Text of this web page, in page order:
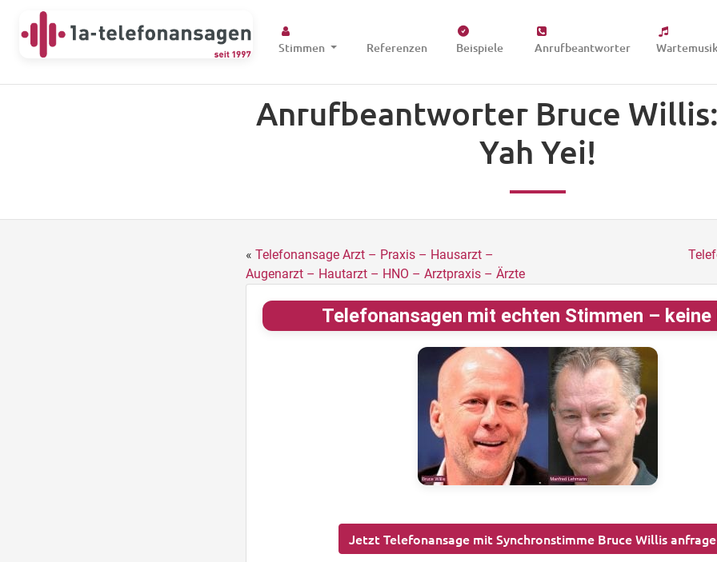
Stimmen Referenzen Beispiele Anrufbeantworter
Anrufbeantworter Bruce
Yah Yei!
« Telefonansage Arzt – Praxis – Hausarzt –
Augenarzt – Hautarzt – HNO – Arztpraxis – Ärzte
Telefonansagen mit echten Stimmen – keine
Jetzt Telefonansage mit Synchronstimme Bruce Willis